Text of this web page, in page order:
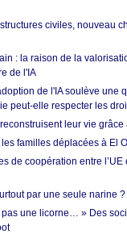
civiles, nouveau
: la raison de la
de l'IA
de l'IA soulève une
peut-elle respecter les
leur vie grâce
les familles déplacées à El
de coopération entre l’UE
par une seule narine ?
pas une licorne… » Des